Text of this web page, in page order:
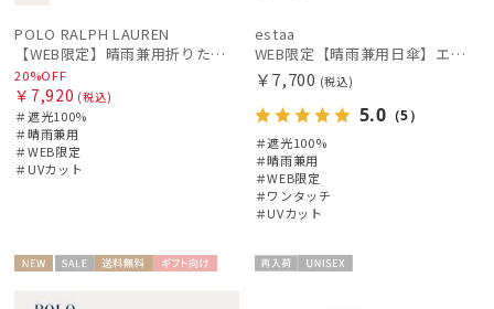
POLO RALPH LAUREN
【WEB限定】晴雨兼用折りたたみ日傘 ポロ ラルフ ローレン（POLO RALPH LAUREN）シャンブレーレース 遮光100 UV100
20%OFF
￥7,920 (税込)
＃遮光100%
＃晴雨兼用
＃WEB限定
＃UVカット
estaa
WEB限定【晴雨兼用日傘】エスタ(estaa)REIKYAKUパラソル 55㎝ ラディクール 遮光100 UV100 ボタンジャンプ
￥7,700 (税込)
5.0 （5）
＃遮光100%
＃晴雨兼用
＃WEB限定
＃ワンタッチ
＃UVカット
WOME